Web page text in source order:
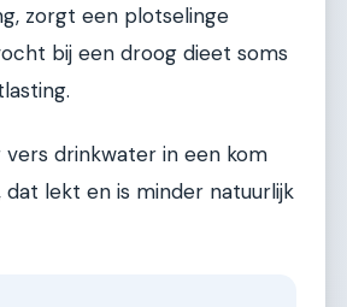
zorgt een plotselinge
bij een droog dieet soms
vers drinkwater in een kom
dat lekt en is minder natuurlijk